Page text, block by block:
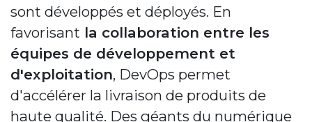
sont développés et déployés. En
favorisant la collaboration entre les
équipes de développement et
d'exploitation, DevOps permet
d'accélérer la livraison de produits de
haute qualité. Des géants du numérique